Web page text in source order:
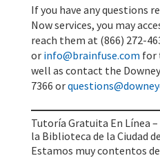
If you have any questions
Now services, you may
reach them at (866) 272-
or info@brainfuse.com for
well as contact the
7366 or
Tutoría Gratuita En Línea
la Biblioteca de la Ciudad
Estamos muy contentos